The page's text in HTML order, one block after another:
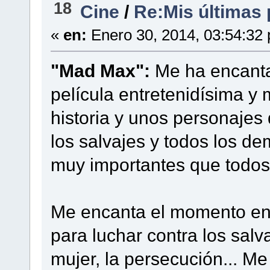
18 Cine/ Re:Mis últimas
« en: Enero 30, 2014, 03:54:32
"Mad Max": Me ha
película entretenidísima y
historia y unos
los salvajes y todos los
muy importantes que
Me encanta el momento
para luchar contra los
mujer, la persecución...